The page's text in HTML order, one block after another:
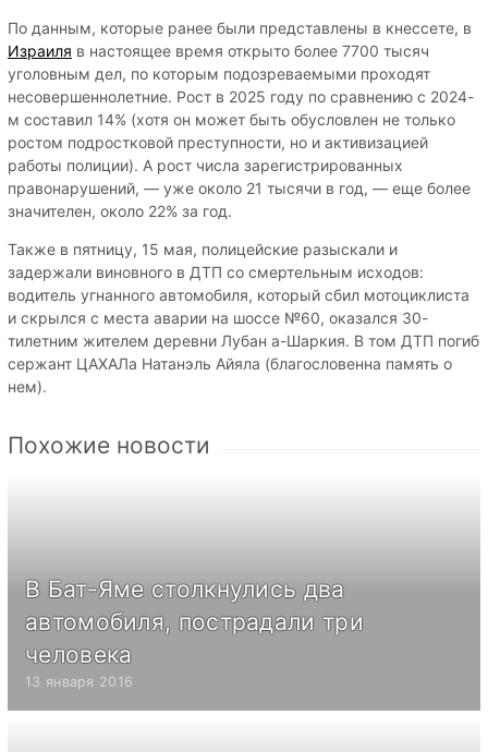
По данным, которые ранее были представлены в кнессете, в
Израиля в настоящее время открыто более 7700 тысяч
уголовным дел, по которым подозреваемыми проходят
несовершеннолетние. Рост в 2025 году по сравнению с 2024-
м составил 14% (хотя он может быть обусловлен не только
ростом подростковой преступности, но и активизацией
работы полиции). А рост числа зарегистрированных
правонарушений, — уже около 21 тысячи в год, — еще более
значителен, около 22% за год.
Также в пятницу, 15 мая, полицейские разыскали и
задержали виновного в ДТП со смертельным исходов:
водитель угнанного автомобиля, который сбил мотоциклиста
и скрылся с места аварии на шоссе №60, оказался 30-
тилетним жителем деревни Лубан а-Шаркия. В том ДТП погиб
сержант ЦАХАЛа Натанэль Айяла (благословенна память о
нем).
Похожие новости
В Бат-Яме столкнулись два
автомобиля, пострадали три
человека
13 января 2016